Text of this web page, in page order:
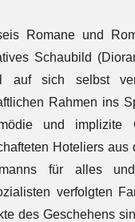
Romane und
Schaubild
auf sich selbst
Rahmen ins
und implizite
Hoteliers
für alles
verfolgten
des Geschehens